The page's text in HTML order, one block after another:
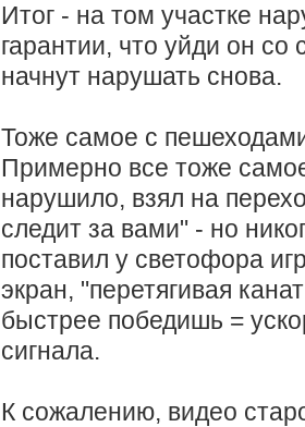
Итог - на том участке
гарантии, что уйди он
начнут нарушать снова.
Тоже самое с
Примерно все тоже
нарушило, взял на
следит за вами" - но
поставил у светофора
экран, "перетягивая
быстрее победишь =
сигнала.
К сожалению, видео